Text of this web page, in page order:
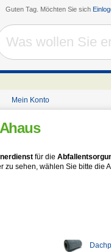
Guten Tag. Möchten Sie sich
Mein Konto
für die
zu sehen, wählen Sie bitte die